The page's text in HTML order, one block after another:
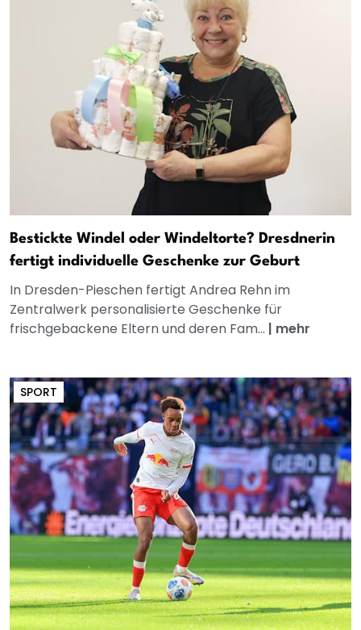
Bestickte Windel oder Windeltorte? Dresdnerin
fertigt individuelle Geschenke zur Geburt
In Dresden-Pieschen fertigt Andrea Rehn im
Zentralwerk personalisierte Geschenke für
frischgebackene Eltern und deren Fam... | mehr
SPORT